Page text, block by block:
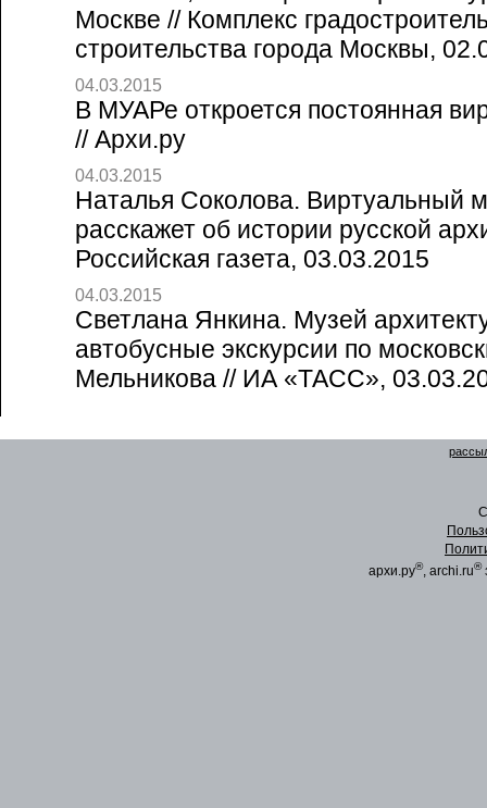
Москве // Комплекс
строительства города Москвы,
04.03.2015
В МУАРе откроется постоянная
// Архи.ру
04.03.2015
Наталья Соколова. Виртуальный
расскажет об истории русской
Российская газета, 03.03.2015
04.03.2015
Светлана Янкина. Музей
автобусные экскурсии по
Мельникова // ИА «ТАСС»,
архи.ру®, archi.ru®